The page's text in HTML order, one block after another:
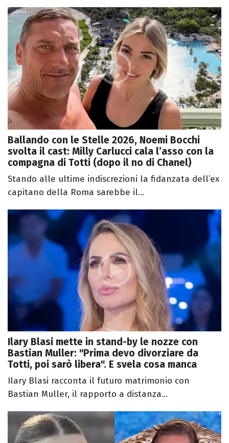
Ballando con le Stelle 2026, Noemi Bocchi
svolta il cast: Milly Carlucci cala l’asso con la
compagna di Totti (dopo il no di Chanel)
Stando alle ultime indiscrezioni la fidanzata dell’ex
capitano della Roma sarebbe il...
Ilary Blasi mette in stand-by le nozze con
Bastian Muller: "Prima devo divorziare da
Totti, poi sarò libera". E svela cosa manca
Ilary Blasi racconta il futuro matrimonio con
Bastian Muller, il rapporto a distanza...